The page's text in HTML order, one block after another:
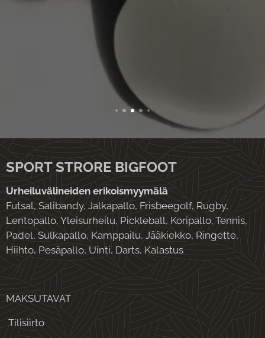
pysyy
lentorad
tuntuu
kädessä
erinomai
selta.
Nopeam
milla
uhdilla
se
SPORT STRORE BIGFOOT
Urheiluvälineiden erikoismyymälä
Futsal, Salibandy, Jalkapallo, Frisbeegolf, Rugby,
Lentopallo, Yleisurheilu, Pickleball, Koripallo, Tennis,
Padel, Sulkapallo, Kamppailu, Jääkiekko, Ringette,
Hiihto, Pesäpallo, Uinti, Darts, Kalastus
MAKSUTAVAT
Tilisiirto